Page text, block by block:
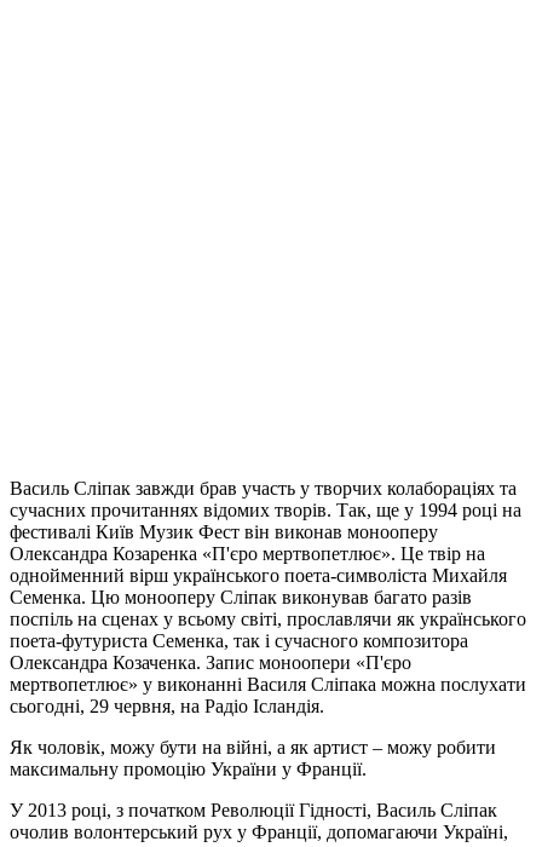
Василь Сліпак завжди брав участь у творчих колабораціях та
сучасних прочитаннях відомих творів. Так, ще у 1994 році на
фестивалі Київ Музик Фест він виконав монооперу
Олександра Козаренка «П'єро мертвопетлює». Це твір на
однойменний вірш українського поета-символіста Михайля
Семенка. Цю монооперу Сліпак виконував багато разів
поспіль на сценах у всьому світі, прославлячи як українського
поета-футуриста Семенка, так і сучасного композитора
Олександра Козаченка. Запис моноопери «П'єро
мертвопетлює» у виконанні Василя Сліпака можна послухати
сьогодні, 29 червня, на Радіо Ісландія.
Як чоловік, можу бути на війні, а як артист – можу робити
максимальну промоцію України у Франції.
У 2013 році, з початком Революції Гідності, Василь Сліпак
очолив волонтерський рух у Франції, допомагаючи Україні,